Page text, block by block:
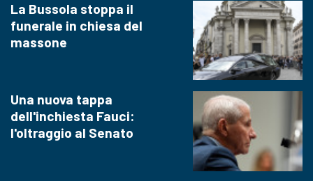
La Bussola stoppa il
funerale in chiesa del
massone
Una nuova tappa
dell'inchiesta Fauci:
l'oltraggio al Senato